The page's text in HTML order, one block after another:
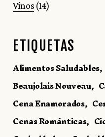
Vinos (14)
ETIQUETAS
Alimentos Saludables
Beaujolais Nouveau
Cena Enamorados
Cenas Románticas